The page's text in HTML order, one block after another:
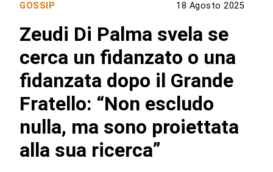
GOSSIP 18 Agosto 2025
Zeudi Di Palma svela se
cerca un fidanzato o una
fidanzata dopo il Grande
Fratello: “Non escludo
nulla, ma sono proiettata
alla sua ricerca”